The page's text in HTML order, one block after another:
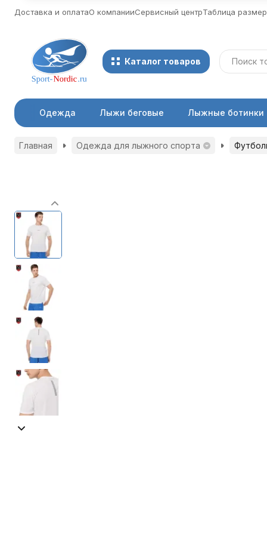
Доставка и оплатаО компанииСервисный центрТаблица
Каталог товаров
Одежда Лыжи беговые Лыжные ботинки
Главная Одежда для лыжного спорта